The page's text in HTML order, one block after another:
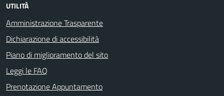
UTILITÀ
Amministrazione Trasparente
Dichiarazione di accessibilità
Piano di miglioramento del sito
Leggi le FAQ
Prenotazione Appuntamento